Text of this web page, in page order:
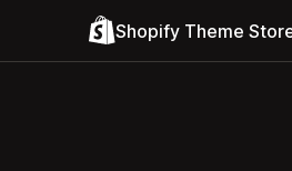
Shopify Theme